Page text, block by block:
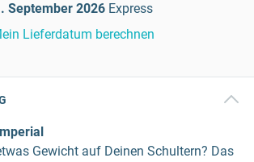
September 2026 Express
Lieferdatum berechnen
Gewicht auf Deinen Schultern? Das